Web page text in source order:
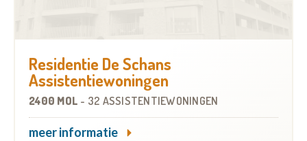
Residentie De Schans
Assistentiewoningen
2400 MOL - 32 ASSISTENTIEWONINGEN
meer informatie